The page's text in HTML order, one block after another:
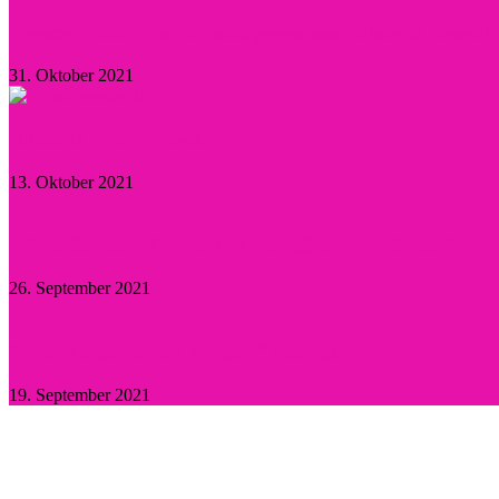
31. Oktober 2021
13. Oktober 2021
26. September 2021
19. September 2021